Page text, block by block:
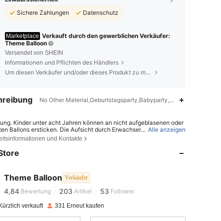
Sichere Zahlungen
Datenschutz
Marketplace Verkauft durch den gewerblichen Verkäufer:
Theme Balloon
Versendet von SHEIN
Informationen und Pflichten des Händlers
Um diesen Verkäufer und/oder dieses Produkt zu melden
No Other
Kinder unter acht Jahren können an nicht aufgeblasenen oder
Ballons ersticken. Die Aufsicht durch Erwachsene ist erforderlic
Ballons sind von Kindern fernzuhalten.Geplatzte Ball
ERSTICKUNGSGEFAHR – Kinder unter 8 Jahren können an
Ballons sofort entsorgen.
... Alle anzeigen
und Kontakte
Theme Balloon Verkäufer
4,84 203 53
4,84 Bewertung 203 Artikel 53 Follower
verkauft 331 Erneut kaufen